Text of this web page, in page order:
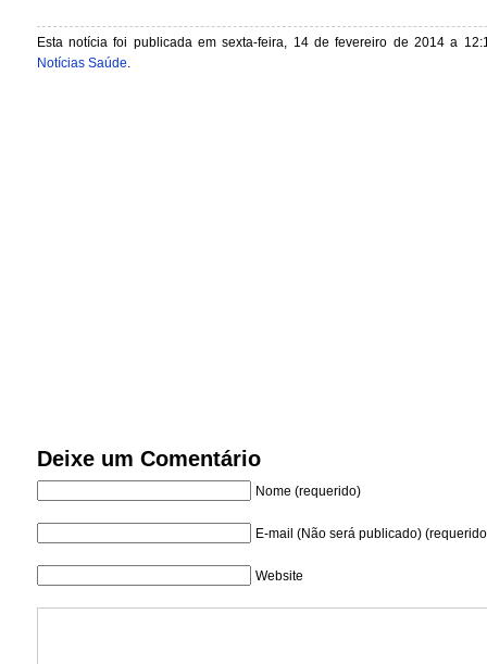
Esta notícia foi publicada em sexta-feira, 14 de fevereiro de 2014 a
Notícias Saúde.
Deixe um Comentário
Nome (requerido)
E-mail (Não será publicado)
Website